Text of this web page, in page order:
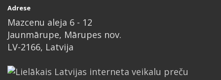
Adrese
Mazcenu aleja 6 - 12
Jaunmārupe, Mārupes nov.
LV-2166, Latvija